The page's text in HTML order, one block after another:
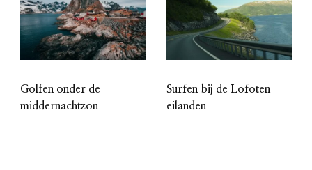
Golfen onder de
middernachtzon
Surfen bij de Lofoten
eilanden